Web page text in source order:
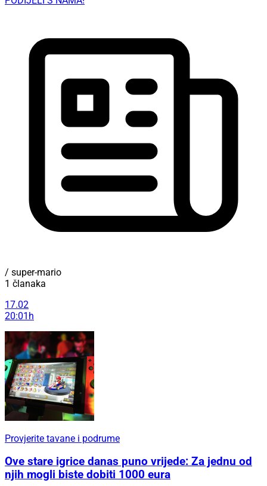
/ super-mario
1 članaka
17.02
20:01h
Provjerite tavane i podrume
Ove stare igrice danas puno vrijede: Za jednu od
njih mogli biste dobiti 1000 eura